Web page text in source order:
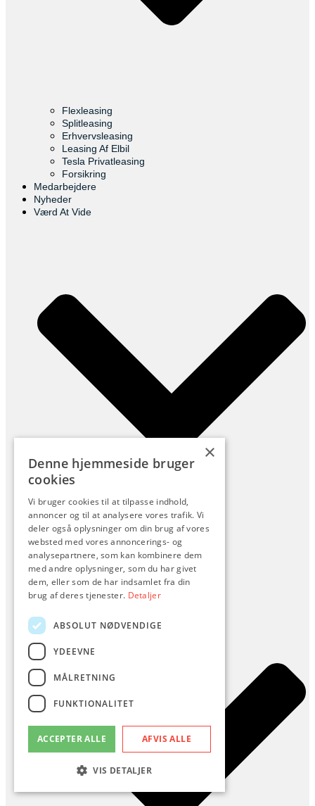
Flexleasing
Splitleasing
Erhvervsleasing
Leasing Af Elbil
Tesla Privatleasing
Forsikring
Medarbejdere
Nyheder
Værd At Vide
FAQ
Om Os
Privatlivspolitik
Kontakt
×
Denne hjemmeside bruger
cookies
Vi bruger cookies til at tilpasse indhold,
annoncer og til at analysere vores trafik. Vi
deler også oplysninger om din brug af vores
websted med vores annoncerings- og
analysepartnere, som kan kombinere dem
med andre oplysninger, som du har givet
dem, eller som de har indsamlet fra din
brug af deres tjenester. Detaljer
ABSOLUT NØDVENDIGE
YDEEVNE
MÅLRETNING
FUNKTIONALITET
ACCEPTER ALLE AFVIS ALLE
VIS DETALJER